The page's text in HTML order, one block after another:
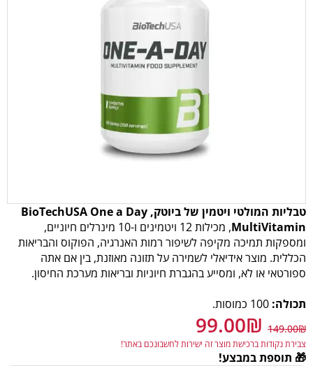
טבליות המולטי ויטמין של ביוטק, BioTechUSA One a Day
MultiVitamin
, מכילות 12 ויטמינים ו-10 מינרלים חיוניים,
ומספקות תמיכה מקיפה לשיפור רמות האנרגיה, הפוקוס והבריאות
הכללית. מוצר אידיאלי לשמירה על תזונה מאוזנת, בין אם אתה
ספורטאי או לא, ומסייע בהגברת חיוניות ובריאות מערכת החיסון.
תכולה:
149.00₪
99.00₪
צבירת נקודות ברכישת מוצר זה ישירות לחשבונכם באתר!
🎁 תוספת במבצע!